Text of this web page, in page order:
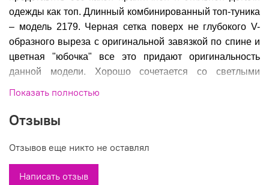
одежды как топ. Длинный комбинированный топ-туника
– модель 2179. Черная сетка поверх не глубокого V-
образного выреза с оригинальной завязкой по спине и
цветная "юбочка" все это придают оригинальность
данной модели. Хорошо сочетается со светлыми
Состав: 92% вискоза, 8% эластан
Вы можете купить недорого топ из вискозы модель 2179 в
магазинах У Стаса. Топ 2179: описание, фото, размеры,
Показать полностью
Отзывы
Отзывов еще никто не оставлял
Написать отзыв